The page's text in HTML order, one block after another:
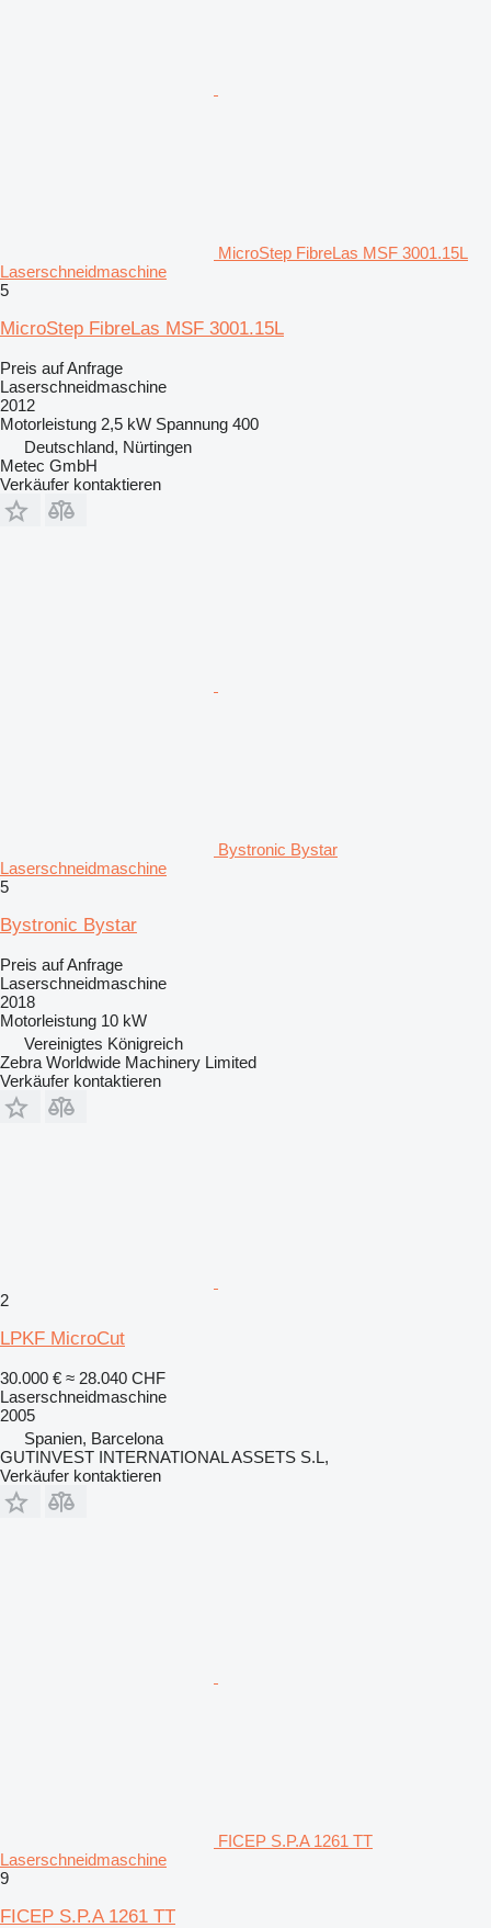
MicroStep FibreLas MSF 3001.15L
Laserschneidmaschine
5
MicroStep FibreLas MSF 3001.15L
Preis auf Anfrage
Laserschneidmaschine
2012
Motorleistung 2,5 kW Spannung 400
Deutschland, Nürtingen
Metec GmbH
Verkäufer kontaktieren
Bystronic Bystar
Laserschneidmaschine
5
Bystronic Bystar
Preis auf Anfrage
Laserschneidmaschine
2018
Motorleistung 10 kW
Vereinigtes Königreich
Zebra Worldwide Machinery Limited
Verkäufer kontaktieren
2
LPKF MicroCut
30.000 € ≈ 28.040 CHF
Laserschneidmaschine
2005
Spanien, Barcelona
GUTINVEST INTERNATIONAL ASSETS S.L,
Verkäufer kontaktieren
FICEP S.P.A 1261 TT
Laserschneidmaschine
9
FICEP S.P.A 1261 TT